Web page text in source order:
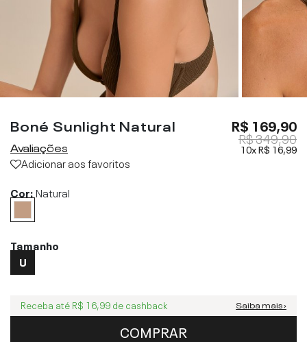
Boné Sunlight Natural
Avaliações
Adicionar aos favoritos
R$ 169,90
R$ 349,90
10xR$ 16,99
Cor:Natural
Tamanho
U
Receba até R$ 16,99 de cashback Saiba mais ›
COMPRAR